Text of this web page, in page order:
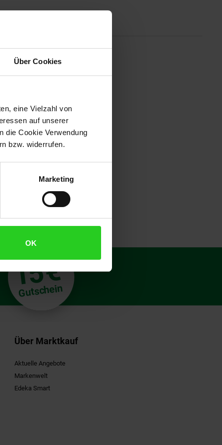
Über Cookies
eine Vielzahl von
auf unserer
die Cookie Verwendung
bzw. widerrufen.
Marketing
OK
Spielen Kunststoffsitz
Technische Details
1 x Hörby Bruk
dies zu erreichen, streben
- mit dem Ziel,
36 Monaten geeignet.“
15€**
Gutschein
Über Marktkauf
Aktuelle Angebote
Markenwelt
Edeka Smart